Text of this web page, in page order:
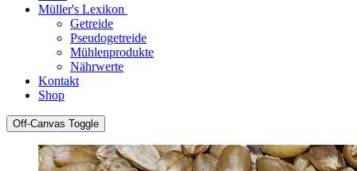
Müller's Lexikon
Getreide
Pseudogetreide
Mühlenprodukte
Nährwerte
Kontakt
Shop
Off-Canvas Toggle